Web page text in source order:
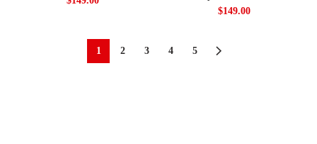
$149.00
1 2 3 4 5